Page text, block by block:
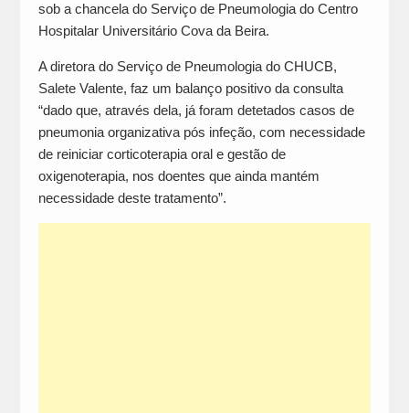
sob a chancela do Serviço de Pneumologia do Centro
Hospitalar Universitário Cova da Beira.
A diretora do Serviço de Pneumologia do CHUCB,
Salete Valente, faz um balanço positivo da consulta
“dado que, através dela, já foram detetados casos de
pneumonia organizativa pós infeção, com necessidade
de reiniciar corticoterapia oral e gestão de
oxigenoterapia, nos doentes que ainda mantém
necessidade deste tratamento”.